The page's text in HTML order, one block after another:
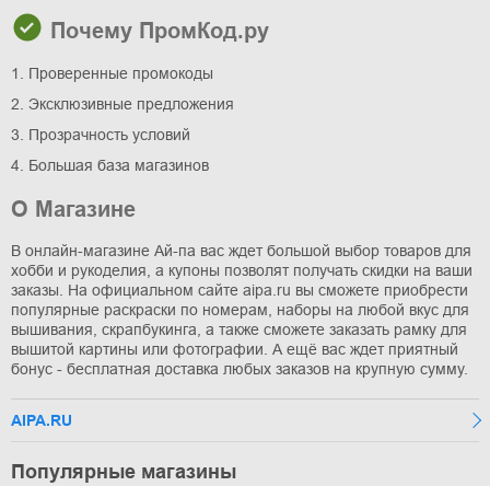
Почему ПромКод.ру
1. Проверенные промокоды
2. Эксклюзивные предложения
3. Прозрачность условий
4. Большая база магазинов
О Магазине
В онлайн-магазине Ай-па вас ждет большой выбор товаров для
хобби и рукоделия, а купоны позволят получать скидки на ваши
заказы. На официальном сайте aipa.ru вы сможете приобрести
популярные раскраски по номерам, наборы на любой вкус для
вышивания, скрапбукинга, а также сможете заказать рамку для
вышитой картины или фотографии. А ещё вас ждет приятный
бонус - бесплатная доставка любых заказов на крупную сумму.
AIPA.RU
Популярные магазины